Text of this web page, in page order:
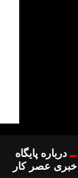
درباره پایگاه
خبری عصر کار